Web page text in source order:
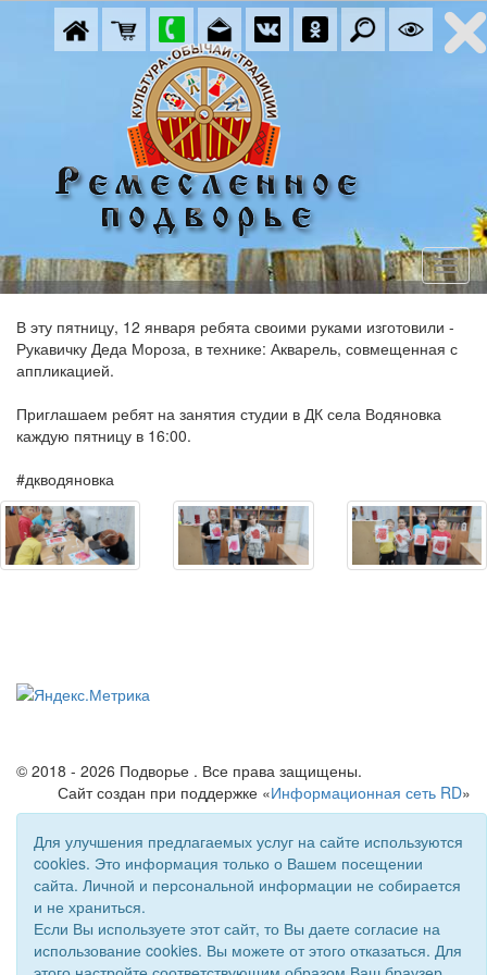
В эту пятницу, 12 января ребята своими руками изготовили -
Рукавичку Деда Мороза, в технике: Акварель, совмещенная с
аппликацией.
Приглашаем ребят на занятия студии в ДК села Водяновка
каждую пятницу в 16:00.
#дкводяновка
© 2018 - 2026 Подворье . Все права защищены.
Сайт создан при поддержке «Информационная сеть RD»
Для улучшения предлагаемых услуг на сайте используются
cookies. Это информация только о Вашем посещении
сайта. Личной и персональной информации не собирается
и не храниться.
Если Вы используете этот сайт, то Вы даете согласие на
использование cookies. Вы можете от этого отказаться. Для